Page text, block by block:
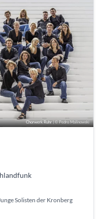
Chorwerk Ruhr| © Pedro Malinowski
Solisten der Kronberg